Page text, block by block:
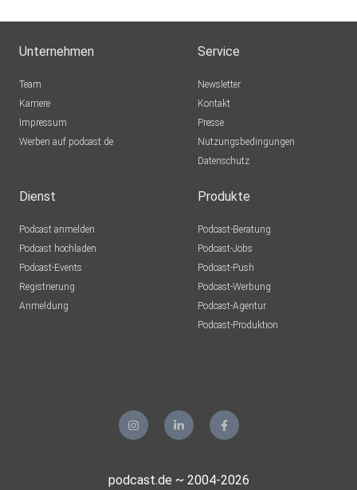
Unternehmen
Team
Karriere
Impressum
Werben auf podcast.de
Service
Newsletter
Kontakt
Presse
Nutzungsbedingungen
Datenschutz
Dienst
Podcast anmelden
Podcast hochladen
Podcast-Events
Registrierung
Anmeldung
Produkte
Podcast-Beratung
Podcast-Jobs
Podcast-Push
Podcast-Werbung
Podcast-Agentur
Podcast-Produktion
podcast.de ~ 2004-2026